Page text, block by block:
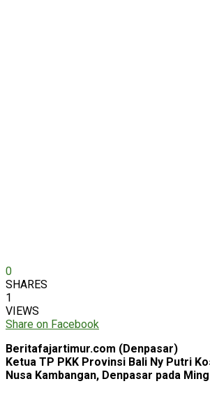
0
SHARES
1
VIEWS
Share on Facebook
Beritafajartimur.com (Denpasar)
Ketua TP PKK Provinsi Bali Ny Putri
Nusa Kambangan, Denpasar pada